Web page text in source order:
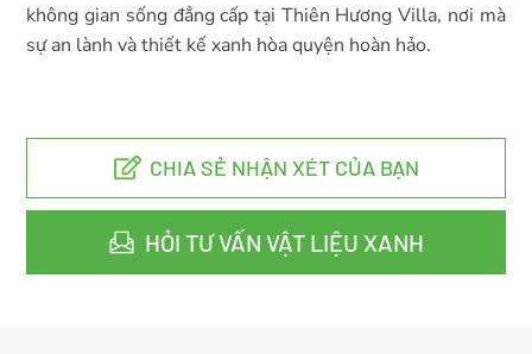
không gian sống đẳng cấp tại Thiên Hương Villa, nơi mà
sự an lành và thiết kế xanh hòa quyện hoàn hảo.
CHIA SẺ NHẬN XÉT CỦA BẠN
HỎI TƯ VẤN VẬT LIỆU XANH